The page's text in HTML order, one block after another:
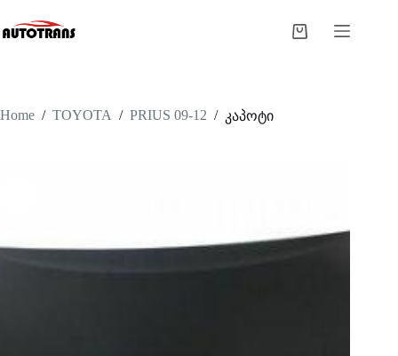
Home / TOYOTA / PRIUS 09-12 / კაპოტი